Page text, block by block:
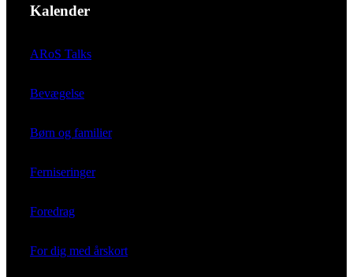
Kalender
ARoS Talks
Bevægelse
Børn og familier
Ferniseringer
Foredrag
For dig med årskort